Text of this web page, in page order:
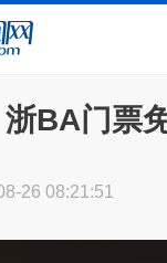
BA门票
26 08:21:51